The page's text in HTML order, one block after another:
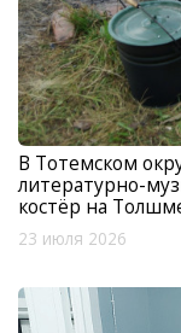
В Тотемском
литературно-
костёр на
23 июля 2026